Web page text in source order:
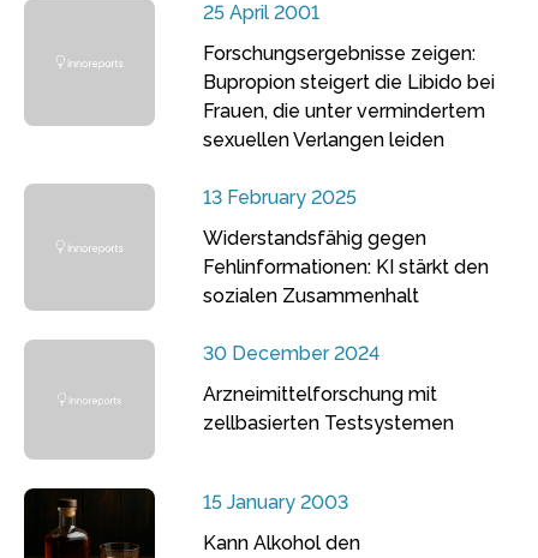
25 April 2001
Forschungsergebnisse zeigen:
Bupropion steigert die Libido bei
Frauen, die unter vermindertem
sexuellen Verlangen leiden
13 February 2025
Widerstandsfähig gegen
Fehlinformationen: KI stärkt den
sozialen Zusammenhalt
30 December 2024
Arzneimittelforschung mit
zellbasierten Testsystemen
15 January 2003
Kann Alkohol den